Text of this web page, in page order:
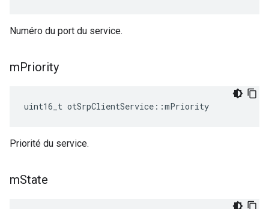
Numéro du port du service.
mPriority
uint16_t otSrpClientService ::mPriority
Priorité du service.
mState